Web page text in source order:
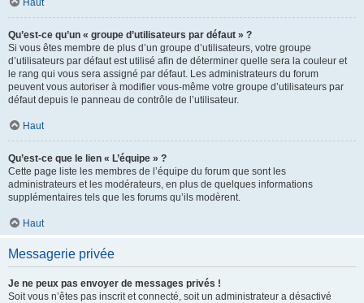
Haut
Qu’est-ce qu’un « groupe d’utilisateurs par défaut » ?
Si vous êtes membre de plus d’un groupe d’utilisateurs, votre groupe
d’utilisateurs par défaut est utilisé afin de déterminer quelle sera la couleur et
le rang qui vous sera assigné par défaut. Les administrateurs du forum
peuvent vous autoriser à modifier vous-même votre groupe d’utilisateurs par
défaut depuis le panneau de contrôle de l’utilisateur.
Haut
Qu’est-ce que le lien « L’équipe » ?
Cette page liste les membres de l’équipe du forum que sont les
administrateurs et les modérateurs, en plus de quelques informations
supplémentaires tels que les forums qu’ils modèrent.
Haut
Messagerie privée
Je ne peux pas envoyer de messages privés !
Soit vous n’êtes pas inscrit et connecté, soit un administrateur a désactivé